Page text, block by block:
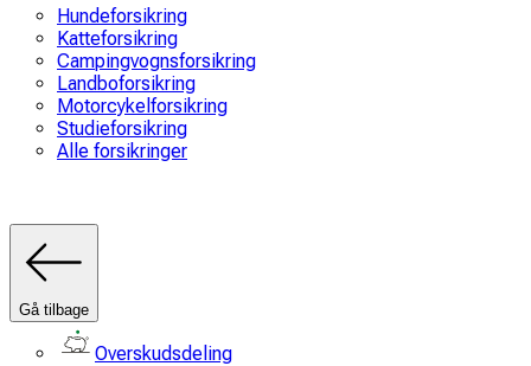
Hundeforsikring
Katteforsikring
Campingvognsforsikring
Landboforsikring
Motorcykelforsikring
Studieforsikring
Alle forsikringer
Gå tilbage
Overskudsdeling